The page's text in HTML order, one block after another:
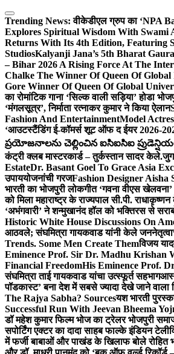
Skip
to
content
Trending News: वीकेडीएल ग्रुप का ‘NPA
Explores Spiritual Wisdom With
Returns With Its 4th Edition, Featuring
StudiosKalyanji Jana’s 5th Bharat
– Bihar 2026 A Rising Force At The
Chalke The Winner Of Queen Of
Gore Winner Of Queen Of Global
का रोमांटिक गाना ‘सिल्क वाली सड़िया’ होडा
‘मंगलसूत्र’, निर्माता रत्नाकर कुमार ने किया ऐलान
Fashion And EntertainmentModel
‘आउटस्टैंडिंग ई-कॉमर्स शूट ऑफ द ईयर 2026-
ప్రయోజనాలను చెల్లించిన ఐసిఐసిఐ
कंट्री क्लब मास्टरकार्ड – तुर्कस्तान सादर केले.
EstateDr. Basant Goel To Grace Asia
उपाययोजनांची गरजFashion Designer
भारती का भोजपुरी लोकगीत ‘गवना वीएस
को मिला महाराष्ट्र के राज्यपाल सी.पी.
‘अभंगवारी’ ने शन्मुखानंद हॉल को भक्तिरस से
Historic White House Discussions On
आठवले; संघमित्रा गायकवाड यांनी केले
Trends. Some Men Create Themविजय
Eminence Prof. Sir Dr. Madhu Krishan
Financial FreedomHis Eminence Prof.
संघमित्रा ताई गायकवाड यांचा उत्स्फूर्त सहभाग
पॉडकास्ट’ बना देश में सबसे ज्यादा देखे जाने
The Rajya Sabha? Sourcesयश भारती
Successful Run With Jeevan Bheema
डॉ महेश कुमार फिल्म भोज का ट्रेलर भोजपुरी
सपोर्टिंग एक्टर का दादा साहब फाल्के इंडियन
में फर्जी बाबाओं और पाखंड के खिलाफ बोले रोहित